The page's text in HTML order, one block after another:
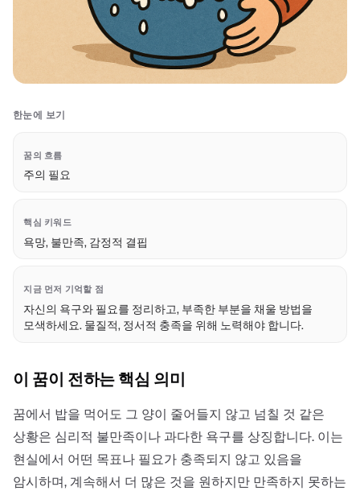
한눈에 보기
꿈의 흐름
주의 필요
핵심 키워드
욕망, 불만족, 감정적 결핍
지금 먼저 기억할 점
자신의 욕구와 필요를 정리하고, 부족한 부분을 채울 방법을
모색하세요. 물질적, 정서적 충족을 위해 노력해야 합니다.
이 꿈이 전하는 핵심 의미
꿈에서 밥을 먹어도 그 양이 줄어들지 않고 넘칠 것 같은
상황은 심리적 불만족이나 과다한 욕구를 상징합니다. 이는
현실에서 어떤 목표나 필요가 충족되지 않고 있음을
암시하며, 계속해서 더 많은 것을 원하지만 만족하지 못하는